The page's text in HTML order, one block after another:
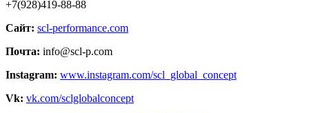
+7(928)419-88-88
Сайт: scl-performance.com
Почта: info@scl-p.com
Instagram: www.instagram.com/scl_global_concept
Vk: vk.com/sclglobalconcept